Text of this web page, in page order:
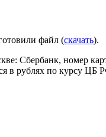
файл (скачать).
Сбербанк, номер
в рублях по курсу